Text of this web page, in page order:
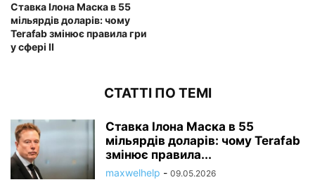
Ставка Ілона Маска в 55
мільярдів доларів: чому
Terafab змінює правила гри
у сфері ІІ
СТАТТІ ПО ТЕМІ
Ставка Ілона Маска в 55
мільярдів доларів: чому Terafab
змінює правила...
maxwelhelp - 09.05.2026